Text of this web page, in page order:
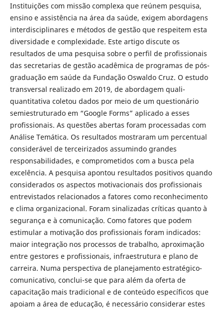
Instituições com missão complexa que reúnem pesquisa,
ensino e assistência na área da saúde, exigem abordagens
interdisciplinares e métodos de gestão que respeitem esta
diversidade e complexidade. Este artigo discute os
resultados de uma pesquisa sobre o perfil de profissionais
das secretarias de gestão acadêmica de programas de pós-
graduação em saúde da Fundação Oswaldo Cruz. O estudo
transversal realizado em 2019, de abordagem quali-
quantitativa coletou dados por meio de um questionário
semiestruturado em “Google Forms” aplicado a esses
profissionais. As questões abertas foram processadas com
Análise Temática. Os resultados mostraram um percentual
considerável de terceirizados assumindo grandes
responsabilidades, e comprometidos com a busca pela
excelência. A pesquisa apontou resultados positivos quando
considerados os aspectos motivacionais dos profissionais
entrevistados relacionados a fatores como reconhecimento
e clima organizacional. Foram sinalizadas críticas quanto à
segurança e à comunicação. Como fatores que podem
estimular a motivação dos profissionais foram indicados:
maior integração nos processos de trabalho, aproximação
entre gestores e profissionais, infraestrutura e plano de
carreira. Numa perspectiva de planejamento estratégico-
comunicativo, conclui-se que para além da oferta de
capacitação mais tradicional e de conteúdo específicos que
apoiam a área de educação, é necessário considerar estes